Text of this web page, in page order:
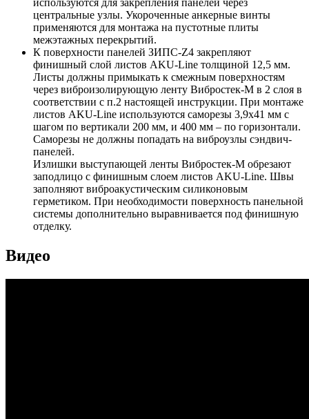
используются для закрепления панелей через
центральные узлы. Укороченные анкерные винты
применяются для монтажа на пустотные плиты
межэтажных перекрытий.
К поверхности панелей ЗИПС-Z4 закрепляют
финишный слой листов AKU-Line толщиной 12,5 мм.
Листы должны примыкать к смежным поверхностям
через виброизолирующую ленту Вибростек-М в 2 слоя в
соответствии с п.2 настоящей инструкции. При монтаже
листов AKU-Line используются саморезы 3,9х41 мм с
шагом по вертикали 200 мм, и 400 мм – по горизонтали.
Саморезы не должны попадать на виброузлы сэндвич-
панелей.
Излишки выступающей ленты Вибростек-М обрезают
заподлицо с финишным слоем листов AKU-Line. Швы
заполняют виброакустическим силиконовым
герметиком. При необходимости поверхность панельной
системы дополнительно выравнивается под финишную
отделку.
Видео